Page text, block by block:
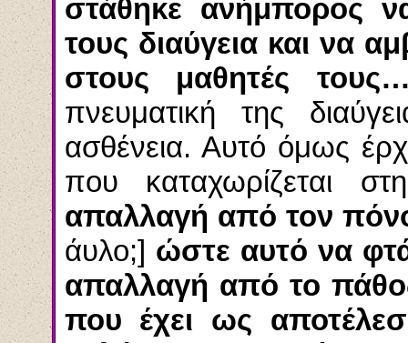
στάθηκε ανήμπορος
τους διαύγεια και να
στους μαθητές
πνευματική της
ασθένεια. Αυτό όμως
που καταχωρίζεται
απαλλαγή από τον
άυλο;] ώστε αυτό να
απαλλαγή από το
που έχει ως